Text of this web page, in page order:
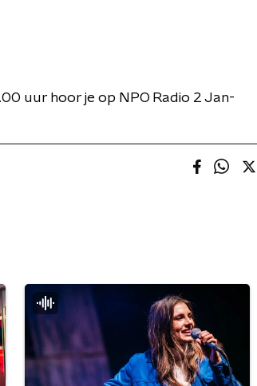
uur hoor je op NPO Radio 2 Jan-